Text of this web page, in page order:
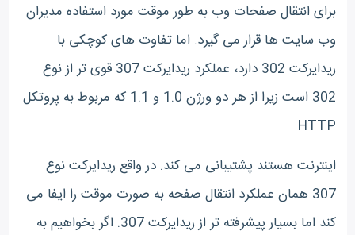
برای انتقال صفحات وب به طور موقت مورد استفاده مدیران
وب سایت ها قرار می گیرد. اما تفاوت های کوچکی با
ریدایرکت 302 دارد، عملکرد ریدایرکت 307 قوی تر از نوع
302 است زیرا از هر دو ورژن 1.0 و 1.1 که مربوط به پروتکل
HTTP
اینترنت هستند پشتیبانی می کند. در واقع ریدایرکت نوع
307 همان عملکرد انتقال صفحه به صورت موقت را ایفا می
کند اما بسیار پیشرفته تر از ریدایرکت 307. اگر بخواهیم به